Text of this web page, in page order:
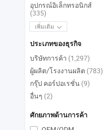
อุปกรณ์อิเล็กทรอนิกส์
(335)
เพิ่มเติม
ประเภทของธุรกิจ
บริษัทการค้า (1,297)
ผู้ผลิต/โรงงานผลิต (783)
กรุ๊ป คอร์ปอเรชั่น (9)
อื่นๆ (2)
ศักยภาพด้านการค้า